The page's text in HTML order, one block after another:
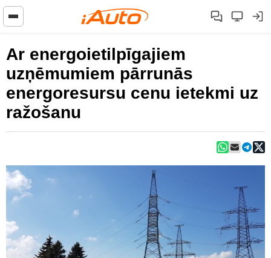
Ar energoietilpīgajiem
uzņēmumiem pārrunās
energoresursu cenu ietekmi uz
ražošanu